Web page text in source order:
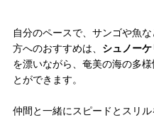
自分のペースで、サンゴや魚
方へのおすすめは、 シュノー
を漂いながら、奄美の海の多
とができます。
仲間と一緒にスピードとスリ